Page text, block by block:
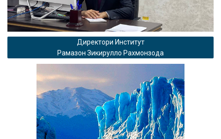
Директори Институт
Рамазон Зикирулло Рахмонзода